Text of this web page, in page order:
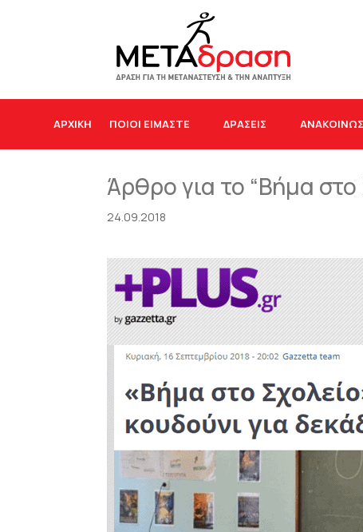
ΑΡΧΙΚΉ ΠΟΙΟΙ ΕΙΜΑΣΤΕ ΔΡΆΣΕΙΣ
Άρθρο για το “Βήμα στο
24.09.2018